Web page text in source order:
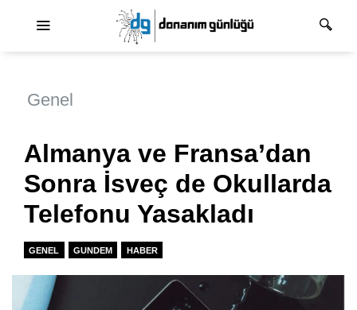
Genel
Almanya ve Fransa’dan
Sonra İsveç de Okullarda
Telefonu Yasakladı
GENEL GUNDEM HABER